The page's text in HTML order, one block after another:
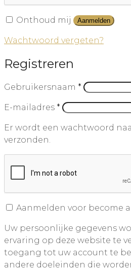
Onthoud mij Aanmelden
Wachtwoord vergeten?
Registreren
Gebruikersnaam *
E-mailadres *
Er wordt een wachtwoord
verzonden.
Aanmelden voor become
Uw persoonlijke gegevens
ervaring op deze website te
toegang tot uw account te
andere doeleinden die